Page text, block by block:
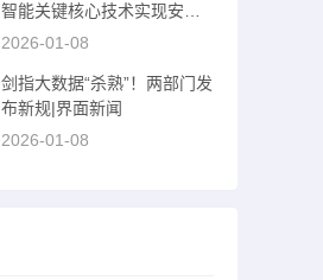
智能关键核心技术实现安全
可靠供给|界面新闻 · 快讯
2026-01-08
剑指大数据“杀熟”！两部门发
布新规|界面新闻
2026-01-08